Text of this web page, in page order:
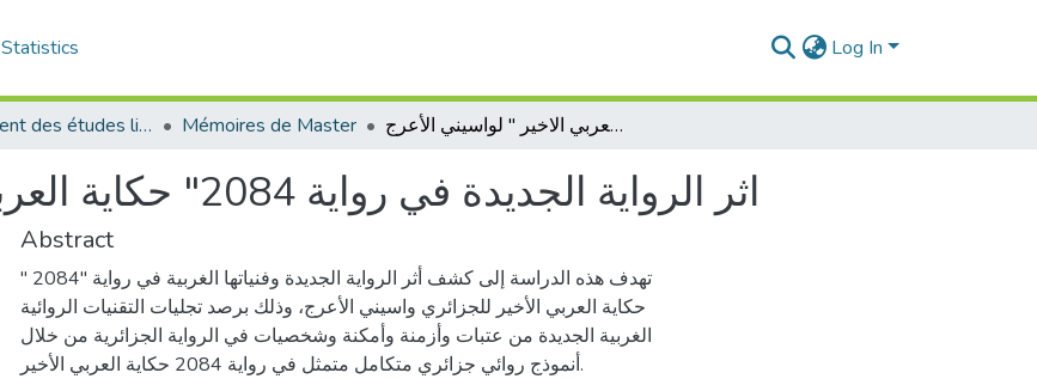
Statistics Log In
Département des études littéraires et critiques Mémoires de Master اثر الرواية الجديدة في رواية 2084" حكاية العربي الاخير " لواسيني الأعرج
اثر الرواية الجديدة في رواية 2084" حكاية العربي الاخير " لواسيني الأعرج
Abstract
تهدف هذه الدراسة إلى كشف أثر الرواية الجديدة وفنياتها الغربية في رواية "2084 "
حكاية العربي الأخير للجزائري واسيني الأعرج، وذلك برصد تجليات التقنيات الروائية
الغربية الجديدة من عتبات وأزمنة وأمكنة وشخصيات في الرواية الجزائرية من خلال
أنموذج روائي جزائري متكامل متمثل في رواية 2084 حكاية العربي الأخير.